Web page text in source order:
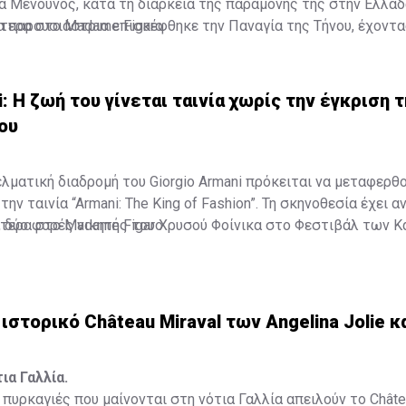
Μενούνος, κατά τη διάρκεια της παραμονής της στην
παρουσιάστρια επισκέφθηκε την Παναγία της Τήνου,
στο Madame Figaro
Η ζωή του γίνεται ταινία χωρίς την έγκριση
διαδρομή του Giorgio Armani πρόκειται να
ταινία “Armani: The King of Fashion”. Τη σκηνοθεσία έχει
φορές νικητής του Χρυσού Φοίνικα στο Φεστιβάλ των
στο Madame Figaro
Château Miraval των Angelina Jolie
Γαλλία.
που μαίνονται στη νότια Γαλλία απειλούν το